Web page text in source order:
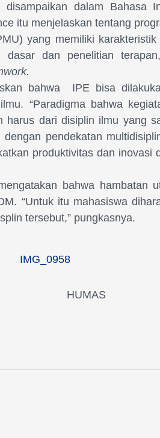
disampaikan dalam Bahasa
itu menjelaskan tentang
yang memiliki karakteristik
dasar dan penelitian
bahwa
IPE bisa
“Paradigma bahwa
harus dari disiplin ilmu yang
pendekatan
produktivitas dan inovasi
bahwa hambatan
“Untuk itu mahasiswa
tersebut,” pungkasnya.
HUMAS